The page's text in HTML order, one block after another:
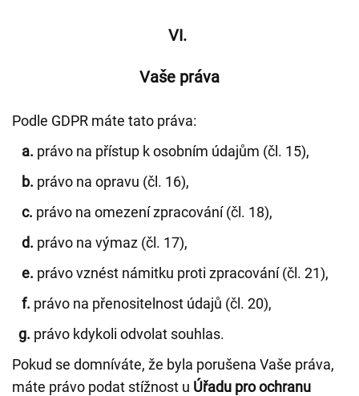
VI.
Vaše práva
Podle GDPR máte tato práva:
a. právo na přístup k osobním údajům (čl. 15),
b. právo na opravu (čl. 16),
c. právo na omezení zpracování (čl. 18),
d. právo na výmaz (čl. 17),
e. právo vznést námitku proti zpracování (čl. 21),
f. právo na přenositelnost údajů (čl. 20),
g. právo kdykoli odvolat souhlas.
Pokud se domníváte, že byla porušena Vaše práva,
máte právo podat stížnost u Úřadu pro ochranu